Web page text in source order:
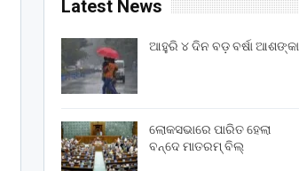
Latest News
ଆହୁରି ୪ ଦିନ ବଡ଼ ବର୍ଷା ଆଶଙ୍କା
ଲୋକସଭାରେ ପାରିତ ହେଲା
ବନ୍ଦେ ମାତରମ୍‌ ବିଲ୍‌